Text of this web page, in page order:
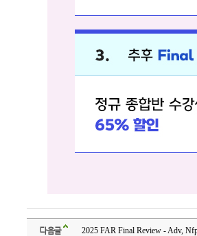
다음글 2025 FAR Final Review - Adv,